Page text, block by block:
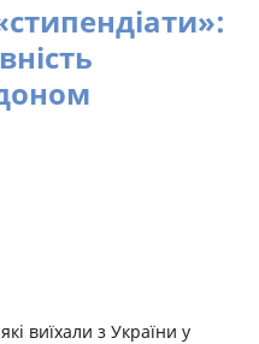
виїхали з України у